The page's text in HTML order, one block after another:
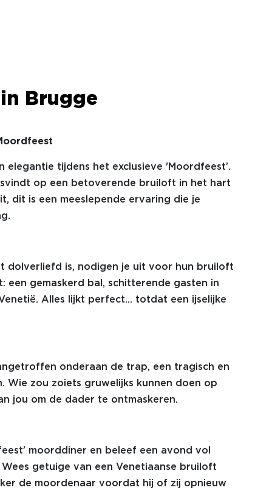
Brugge
elegantie tijdens het exclusieve 'Moordfeest’.
op een betoverende bruiloft in het hart
dit is een meeslepende ervaring die je
dolverliefd is, nodigen je uit voor hun bruiloft
een gemaskerd bal, schitterende gasten in
Alles lijkt perfect... totdat een ijselijke
onderaan de trap, een tragisch en
Wie zou zoiets gruwelijks kunnen doen op
jou om de dader te ontmaskeren.
moorddiner en beleef een avond vol
getuige van een Venetiaanse bruiloft
de moordenaar voordat hij of zij opnieuw